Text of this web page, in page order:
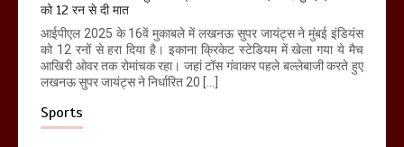
को 12 रन से दी मात
आईपीएल 2025 के 16वें मुकाबले में लखनऊ सुपर जायंट्स ने मुंबई इंडियंस
को 12 रनों से हरा दिया है। इकाना क्रिकेट स्टेडियम में खेला गया ये मैच
आखिरी ओवर तक रोमांचक रहा। जहां टॉस गंवाकर पहले बल्लेबाजी करते हुए
लखनऊ सुपर जायंट्स ने निर्धारित 20 […]
Sports